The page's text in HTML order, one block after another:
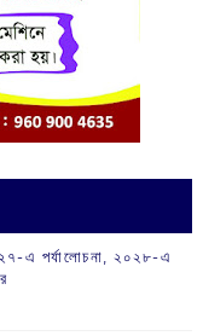
এ পর্যালোচনা, ২০২৮-এ